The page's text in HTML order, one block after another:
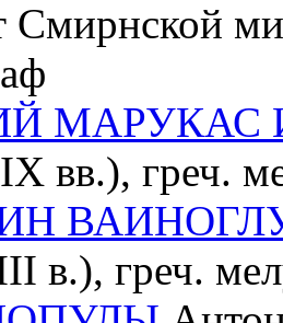
Смирнской
МАРУКАС
вв.), греч.
в.), греч.